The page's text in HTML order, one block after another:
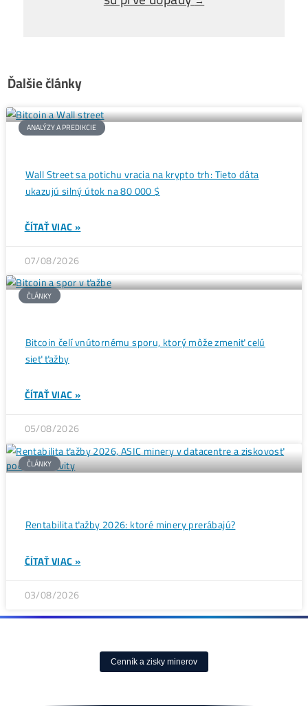
←
zbaviť až 5 miliárd dolárov
sú prvé dopady→
Ďalšie články
Wall Street sa potichu vracia na krypto trh: Tieto dáta
ukazujú silný útok na 80 000 $
ČÍTAŤ VIAC »
07/08/2026
Bitcoin čelí vnútornému sporu, ktorý môže zmeniť celú
ČÍTAŤ VIAC »